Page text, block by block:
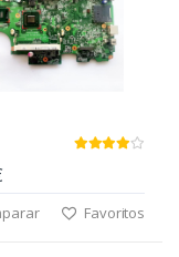
Favoritos